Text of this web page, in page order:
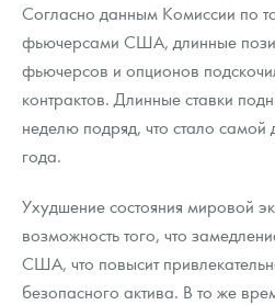
Согласно данным Комиссии по
фьючерсами США, длинные
фьючерсов и опционов
контрактов. Длинные ставки
неделю подряд, что стало
года.
Ухудшение состояния мировой
возможность того, что
США, что повысит
безопасного актива. В то же